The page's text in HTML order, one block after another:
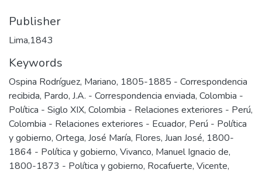
Publisher
Lima,1843
Keywords
Ospina Rodríguez, Mariano, 1805-1885 - Correspondencia
recibida, Pardo, J.A. - Correspondencia enviada, Colombia -
Política - Siglo XIX, Colombia - Relaciones exteriores - Perú,
Colombia - Relaciones exteriores - Ecuador, Perú - Política
y gobierno, Ortega, José María, Flores, Juan José, 1800-
1864 - Política y gobierno, Vivanco, Manuel Ignacio de,
1800-1873 - Política y gobierno, Rocafuerte, Vicente,